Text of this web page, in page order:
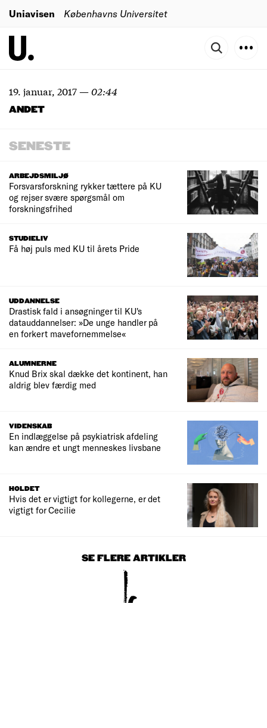
Uniavisen Københavns Universitet
19. januar, 2017—02:44
ANDET
SENESTE
ARBEJDSMILJØ
Forsvarsforskning rykker tættere på KU
og rejser svære spørgsmål om
forskningsfrihed
STUDIELIV
Få høj puls med KU til årets Pride
UDDANNELSE
Drastisk fald i ansøgninger til KU's
datauddannelser: »De unge handler på
en forkert mavefornemmelse«
ALUMNERNE
Knud Brix skal dække det kontinent, han
aldrig blev færdig med
VIDENSKAB
En indlæggelse på psykiatrisk afdeling
kan ændre et ungt menneskes livsbane
HOLDET
Hvis det er vigtigt for kollegerne, er det
vigtigt for Cecilie
SE FLERE ARTIKLER